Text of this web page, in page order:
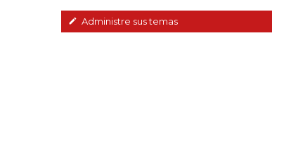
Administre sus temas